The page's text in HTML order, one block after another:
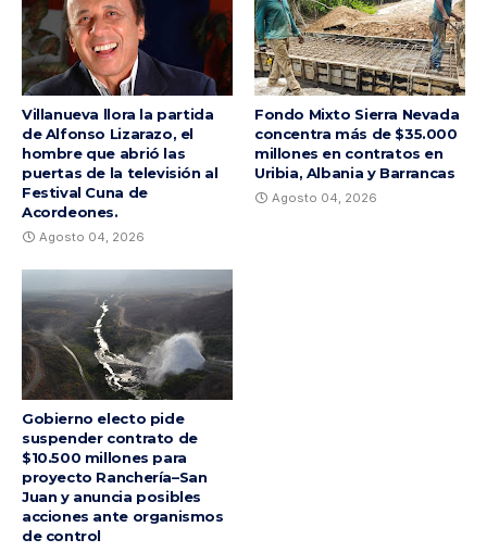
Villanueva llora la partida
de Alfonso Lizarazo, el
hombre que abrió las
puertas de la televisión al
Festival Cuna de
Acordeones.
Agosto 04, 2026
Fondo Mixto Sierra Nevada
concentra más de $35.000
millones en contratos en
Uribia, Albania y Barrancas
Agosto 04, 2026
Gobierno electo pide
suspender contrato de
$10.500 millones para
proyecto Ranchería–San
Juan y anuncia posibles
acciones ante organismos
de control